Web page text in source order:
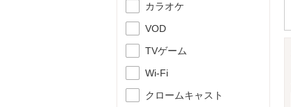
カラオケ
VOD
TVゲーム
Wi-Fi
クロームキャスト